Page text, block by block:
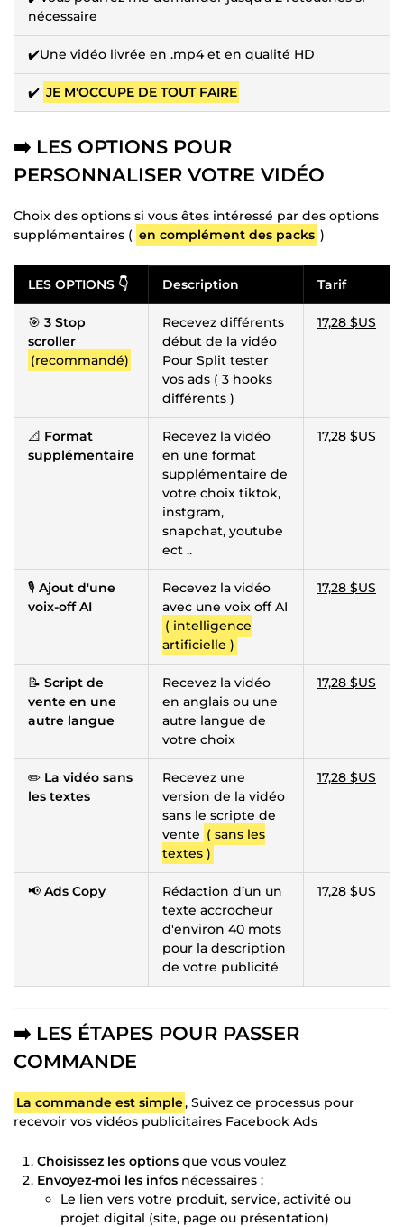
nécessaire
✔️Une vidéo livrée en .mp4 et en qualité HD
✔️ JE M'OCCUPE DE TOUT FAIRE
➡️ LES OPTIONS POUR
PERSONNALISER VOTRE VIDÉO
Choix des options si vous êtes intéressé par des options
supplémentaires ( en complément des packs )
LES OPTIONS 👇 Description Tarif
🎯 3 Stop
scroller
(recommandé)
Recevez différents
début de la vidéo
Pour Split tester
vos ads ( 3 hooks
différents )
17,28 $US
📐 Format
supplémentaire
Recevez la vidéo
en une format
supplémentaire de
votre choix tiktok,
instgram,
snapchat, youtube
ect ..
17,28 $US
🎙️ Ajout d'une
voix-off AI
Recevez la vidéo
avec une voix off AI
( intelligence
artificielle )
17,28 $US
📝 Script de
vente en une
autre langue
Recevez la vidéo
en anglais ou une
autre langue de
votre choix
17,28 $US
✏️ La vidéo sans
les textes
Recevez une
version de la vidéo
sans le scripte de
vente ( sans les
textes )
17,28 $US
📢 Ads Copy
Rédaction d’un un
texte accrocheur
d'environ 40 mots
pour la description
de votre publicité
17,28 $US
➡️ LES ÉTAPES POUR PASSER
COMMANDE
La commande est simple, Suivez ce processus pour
recevoir vos vidéos publicitaires Facebook Ads
Choisissez les options que vous voulez
Envoyez-moi les infos nécessaires :
Le lien vers votre produit, service, activité ou
projet digital (site, page ou présentation)